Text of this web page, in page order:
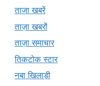
ताजा खबरें
ताज़ा खबरों
ताज़ा समाचार
तिकटोक स्टार
नबा खिलाड़ी